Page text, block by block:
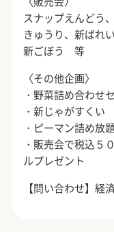
スナップえんどう
きゅうり、新ばれ
新ごぼう 等
〈その他企画〉
・野菜詰め合わせ
・新じゃがすくい
・ピーマン詰め放
・販売会で税込５
ルプレゼント
【問い合わせ】